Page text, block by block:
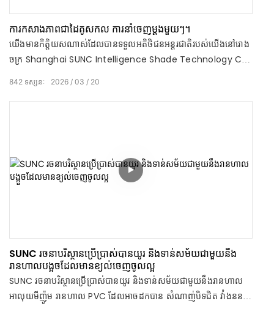
ការកសាងភាពជាដៃគូសកល ការនាំចេញម្តងមួយៗ។
យើងមានកិត្តិយសណាស់ដែលបានទទួលអតិថិជនអន្តរជាតិរបស់យើងនៅរោង
ចក្រ Shanghai SUNC Intelligence Shade Technology Co.,
ជិតស្និទ្ធនោះទេ។
2026 03 20
842 ទស្សនៈ
SUNC រចនា​បរិស្ថាន​ប្រើប្រាស់​បានយូរ និង​ទាន់សម័យ​ជាមួយ​នឹង​
រានហាល​បង្អួច​ដែល​មាន​ខ្យល់​ចេញចូល​ល្អ
SUNC រចនា​បរិស្ថាន​ប្រើប្រាស់​បានយូរ និង​ទាន់សម័យ​ជាមួយ​នឹង​រានហាល​
អាលុយមីញ៉ូម រានហាល​ PVC ដែលអាច​ដក​បាន សំណាញ់​បិទ​ជិត វាំងនន​